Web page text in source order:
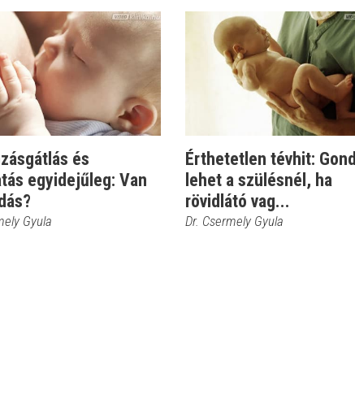
és
egyidejűleg: Van
Gyula
Érthetetlen tévhit: Gond
lehet a szülésnél, ha
rövidlátó vag...
Dr. Csermely Gyula